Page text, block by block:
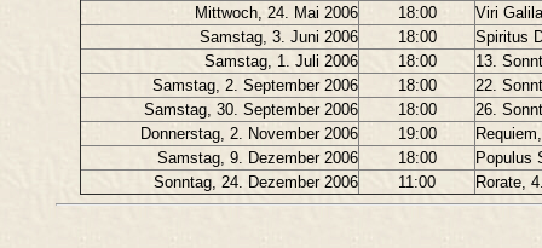
Mittwoch, 24. Mai 2006
18:00
Viri
Samstag, 3. Juni 2006
18:00
Spiritus
Samstag, 1. Juli 2006
18:00
13.
Samstag, 2. September 2006
18:00
22.
Samstag, 30. September 2006
18:00
26.
Donnerstag, 2. November 2006
19:00
Samstag, 9. Dezember 2006
18:00
Populus
Sonntag, 24. Dezember 2006
11:00 Rorate,